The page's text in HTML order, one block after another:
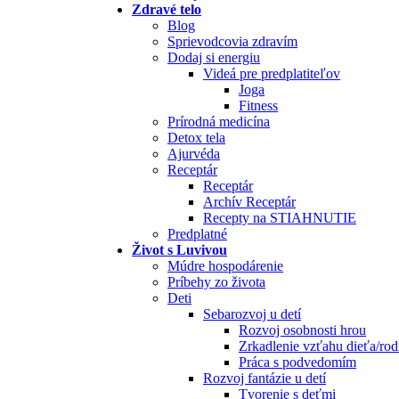
Zdravé telo
Blog
Sprievodcovia zdravím
Dodaj si energiu
Videá pre predplatiteľov
Joga
Fitness
Prírodná medicína
Detox tela
Ajurvéda
Receptár
Receptár
Archív Receptár
Recepty na STIAHNUTIE
Predplatné
Život s Luvivou
Múdre hospodárenie
Príbehy zo života
Deti
Sebarozvoj u detí
Rozvoj osobnosti hrou
Zrkadlenie vzťahu dieťa/
Práca s podvedomím
Rozvoj fantázie u detí
Tvorenie s deťmi